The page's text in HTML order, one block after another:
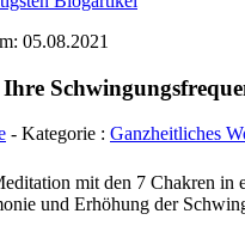
05.08.2021
Ihre
- Kategorie : Ganzheitliches